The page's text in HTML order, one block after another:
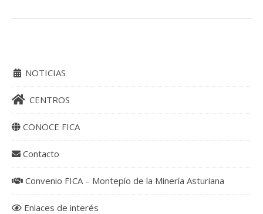
NOTICIAS
CENTROS
CONOCE FICA
Contacto
Convenio FICA – Montepío de la Minería Asturiana
Enlaces de interés